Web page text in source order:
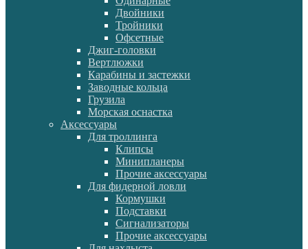
Двойники
Тройники
Офсетные
Джиг-головки
Вертлюжки
Карабины и застежки
Заводные кольца
Грузила
Морская оснастка
Аксессуары
Для троллинга
Клипсы
Минипланеры
Прочие аксессуары
Для фидерной ловли
Кормушки
Подставки
Сигнализаторы
Прочие аксессуары